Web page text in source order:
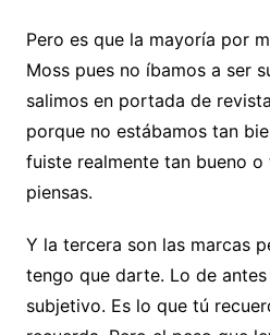
Pero es que la mayoría por
Moss pues no íbamos a ser
salimos en portada de
porque no estábamos tan
fuiste realmente tan bueno
piensas.
Y la tercera son las marcas
tengo que darte. Lo de
subjetivo. Es lo que tú